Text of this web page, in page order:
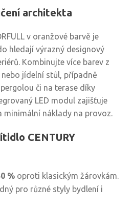
architekta
v oranžové barvě je
hledají výrazný designový
Kombinujte více barev z
jídelní stůl, případně
či na terase díky
LED modul zajišťuje
minimální náklady na provoz.
CENTURY
% oproti klasickým žárovkám.
pro různé styly bydlení i